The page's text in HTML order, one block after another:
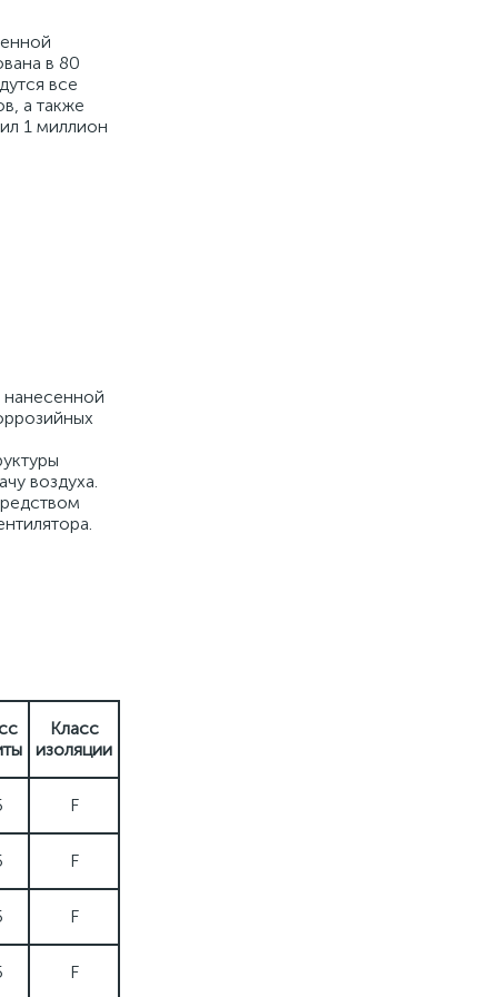
в 80
все
а также
1 миллион
воздуха.
Класс
изоляции
F
F
F
F